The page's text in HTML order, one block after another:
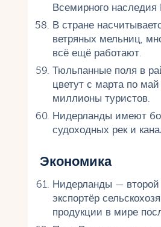
Всемирного
В стране
ветряных мельниц,
всё ещё работают.
Тюльпанные поля в
цветут с марта по
миллионы туристов.
Нидерланды имеют
судоходных рек и
Экономика
Нидерланды — второй
экспортёр
продукции в мире